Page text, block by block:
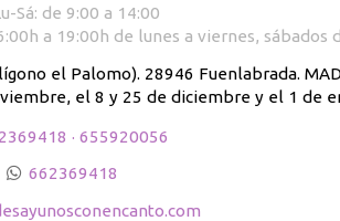
Sá: de 9:00 a 14:00
a 19:00h de lunes a viernes, sábados
el Palomo). 28946 Fuenlabrada.
el 8 y 25 de diciembre y el 1 de
· 655920056
662369418